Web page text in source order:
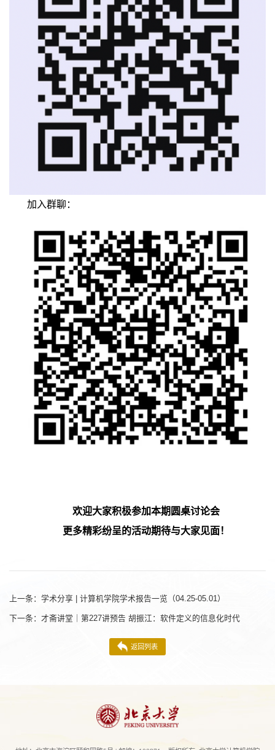
加入群聊：
欢迎大家积极参加本期圆桌讨论会
更多精彩纷呈的活动期待与大家见面！
上一条： 学术分享 | 计算机学院学术报告一览（04.25-05.01）
下一条： 才斋讲堂｜第227讲预告 胡振江：软件定义的信息化时代
返回列表